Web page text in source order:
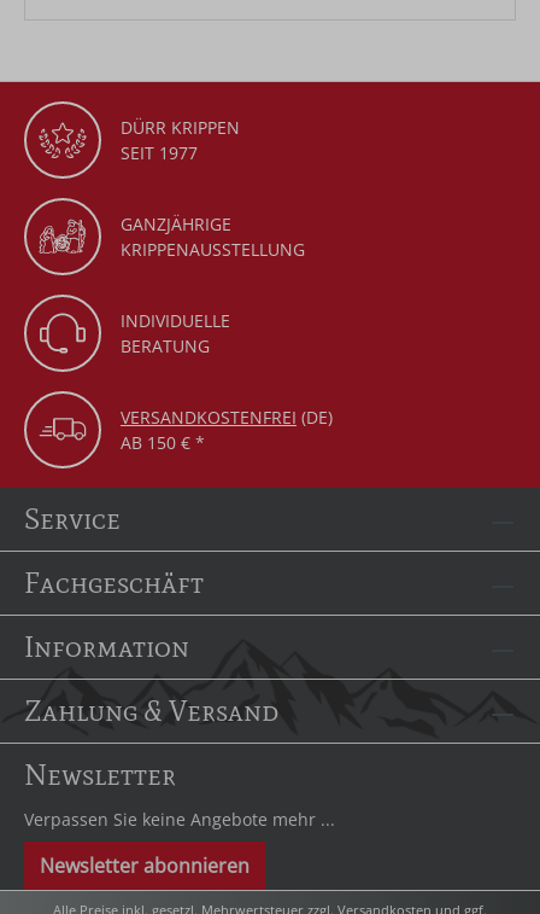
DÜRR KRIPPEN
SEIT 1977
GANZJÄHRIGE
KRIPPENAUSSTELLUNG
INDIVIDUELLE
BERATUNG
VERSANDKOSTENFREI (DE)
AB 150 € *
Service
Fachgeschäft
Information
Zahlung & Versand
Newsletter
Verpassen Sie keine Angebote mehr ...
Newsletter abonnieren
Alle Preise inkl. gesetzl. Mehrwertsteuer zzgl. Versandkosten und ggf.